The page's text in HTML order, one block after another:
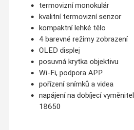
termovizní monokulár
kvalitní termovizní senzor
kompaktní lehké tělo
4 barevné režimy zobrazení
OLED displej
posuvná krytka objektivu
Wi-Fi, podpora APP
pořízení snímků a videa
napájení na dobíjecí
18650